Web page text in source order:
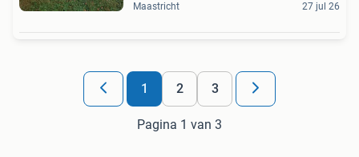
Maastricht 27 jul 26
1 2 3
Pagina 1 van 3